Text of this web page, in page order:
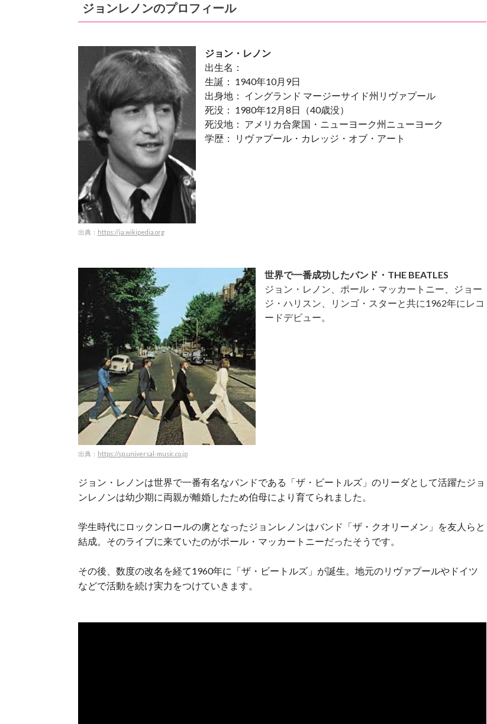
ジョンレノンのプロフィール
出典： https://ja.wikipedia.org
ジョン・レノン
出生名：
生誕： 1940年10月9日
出身地： イングランド マージーサイド州リヴァプール
死没： 1980年12月8日（40歳没）
死没地： アメリカ合衆国・ニューヨーク州ニューヨーク
学歴： リヴァプール・カレッジ・オブ・アート
出典： https://sp.universal-music.co.jp
世界で一番成功したバンド・THE BEATLES
ジョン・レノン、ポール・マッカートニー、ジョー
ジ・ハリスン、リンゴ・スターと共に1962年にレコ
ードデビュー。
ジョン・レノンは世界で一番有名なバンドである「ザ・ビートルズ」のリーダとして活躍たジョ
ンレノンは幼少期に両親が離婚したため伯母により育てられました。
学生時代にロックンロールの虜となったジョンレノンはバンド「ザ・クオリーメン」を友人らと
結成。そのライブに来ていたのがポール・マッカートニーだったそうです。
その後、数度の改名を経て1960年に「ザ・ビートルズ」が誕生。地元のリヴァプールやドイツ
などで活動を続け実力をつけていきます。